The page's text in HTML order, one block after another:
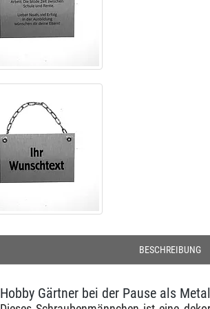
BESCHREIBUNG
Hobby Gärtner bei der Pause als